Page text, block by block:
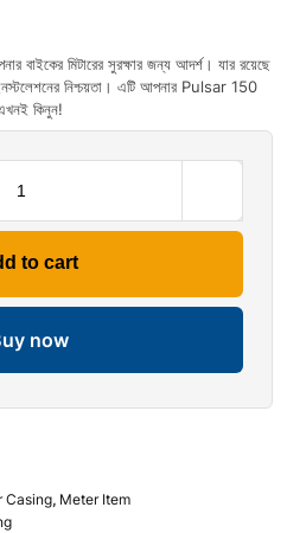
মিটারের সুরক্ষার জন্য আদর্শ। যার রয়েছে
নিশ্চয়তা। এটি আপনার Pulsar 150
কিনুন!
to cart
now
Casing, Meter Item